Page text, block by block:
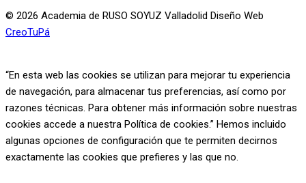
© 2026 Academia de RUSO SOYUZ Valladolid Diseño Web
CreoTuPá
“En esta web las cookies se utilizan para mejorar tu experiencia
de navegación, para almacenar tus preferencias, así como por
razones técnicas. Para obtener más información sobre nuestras
cookies accede a nuestra Política de cookies.” Hemos incluido
algunas opciones de configuración que te permiten decirnos
exactamente las cookies que prefieres y las que no.